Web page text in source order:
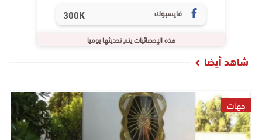
فايسبوك 300K
هذه الإحصائيات يتم تحديثها يوميا
شاهد أيضا
جهات